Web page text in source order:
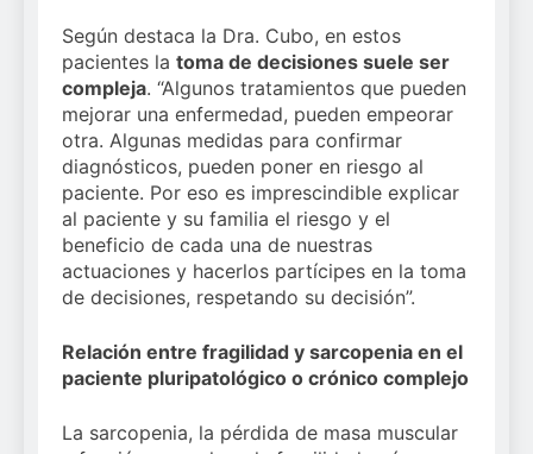
Según destaca la Dra. Cubo, en estos
pacientes la toma de decisiones suele ser
compleja. “Algunos tratamientos que pueden
mejorar una enfermedad, pueden empeorar
otra. Algunas medidas para confirmar
diagnósticos, pueden poner en riesgo al
paciente. Por eso es imprescindible explicar
al paciente y su familia el riesgo y el
beneficio de cada una de nuestras
actuaciones y hacerlos partícipes en la toma
de decisiones, respetando su decisión”.
Relación entre fragilidad y sarcopenia en el
paciente pluripatológico o crónico complejo
La sarcopenia, la pérdida de masa muscular